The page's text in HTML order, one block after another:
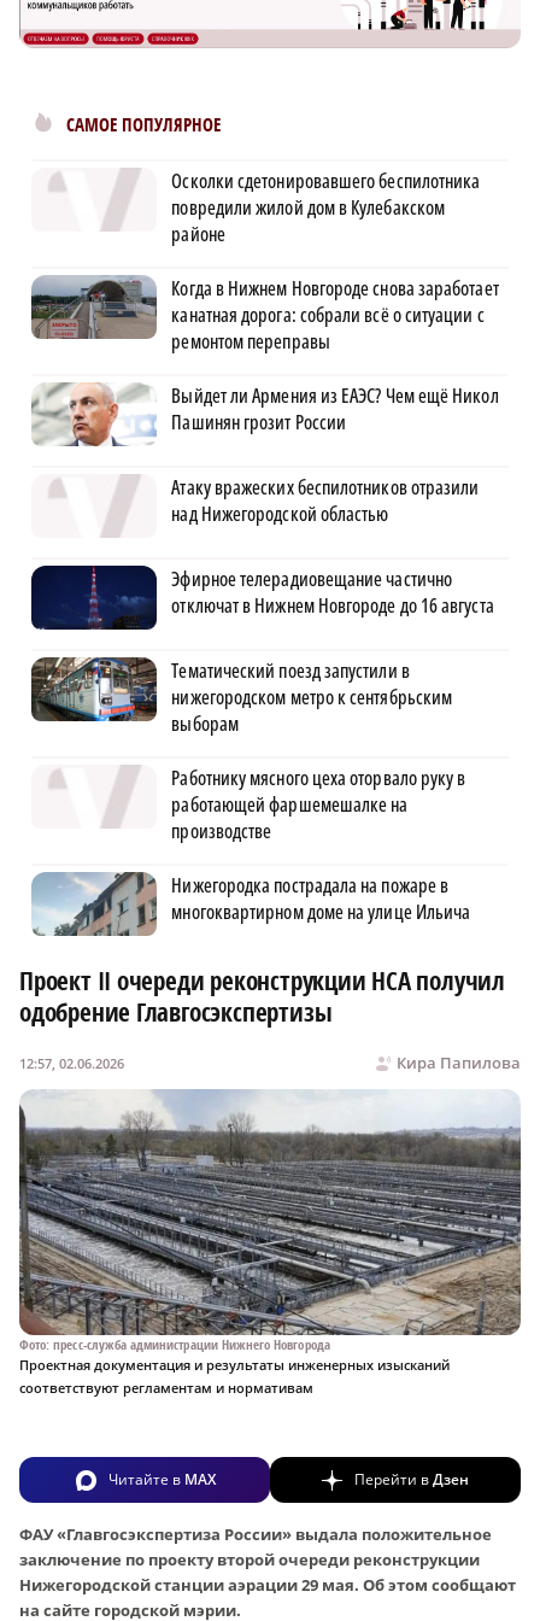
САМОЕ ПОПУЛЯРНОЕ
Осколки сдетонировавшего беспилотника
повредили жилой дом в Кулебакском
районе
Когда в Нижнем Новгороде снова заработает
канатная дорога: собрали всё о ситуации с
ремонтом переправы
Выйдет ли Армения из ЕАЭС? Чем ещё Никол
Пашинян грозит России
Атаку вражеских беспилотников отразили
над Нижегородской областью
Эфирное телерадиовещание частично
отключат в Нижнем Новгороде до 16 августа
Тематический поезд запустили в
нижегородском метро к сентябрьским
выборам
Работнику мясного цеха оторвало руку в
работающей фаршемешалке на
производстве
Нижегородка пострадала на пожаре в
многоквартирном доме на улице Ильича
Проект II очереди реконструкции НСА получил
одобрение Главгосэкспертизы
Кира Папилова
12:57, 02.06.2026
Фото: пресс-служба администрации Нижнего Новгорода
Проектная документация и результаты инженерных изысканий
соответствуют регламентам и нормативам
Читайте в MAX Перейти вДзен
ФАУ «Главгосэкспертиза России» выдала положительное
заключение по проекту второй очереди реконструкции
Нижегородской станции аэрации 29 мая. Об этом сообщают
на сайте городской мэрии.